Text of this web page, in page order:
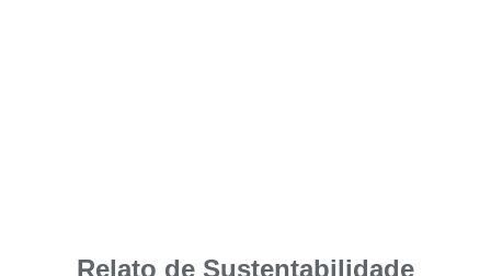
Relato de Sustentabilidade